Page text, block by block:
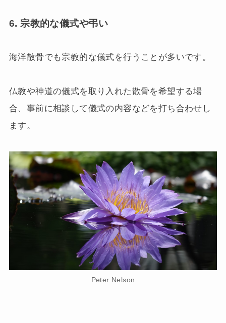
6. 宗教的な儀式や弔い
海洋散骨でも宗教的な儀式を行うことが多いです。
仏教や神道の儀式を取り入れた散骨を希望する場
合、事前に相談して儀式の内容などを打ち合わせし
ます。
Peter Nelson